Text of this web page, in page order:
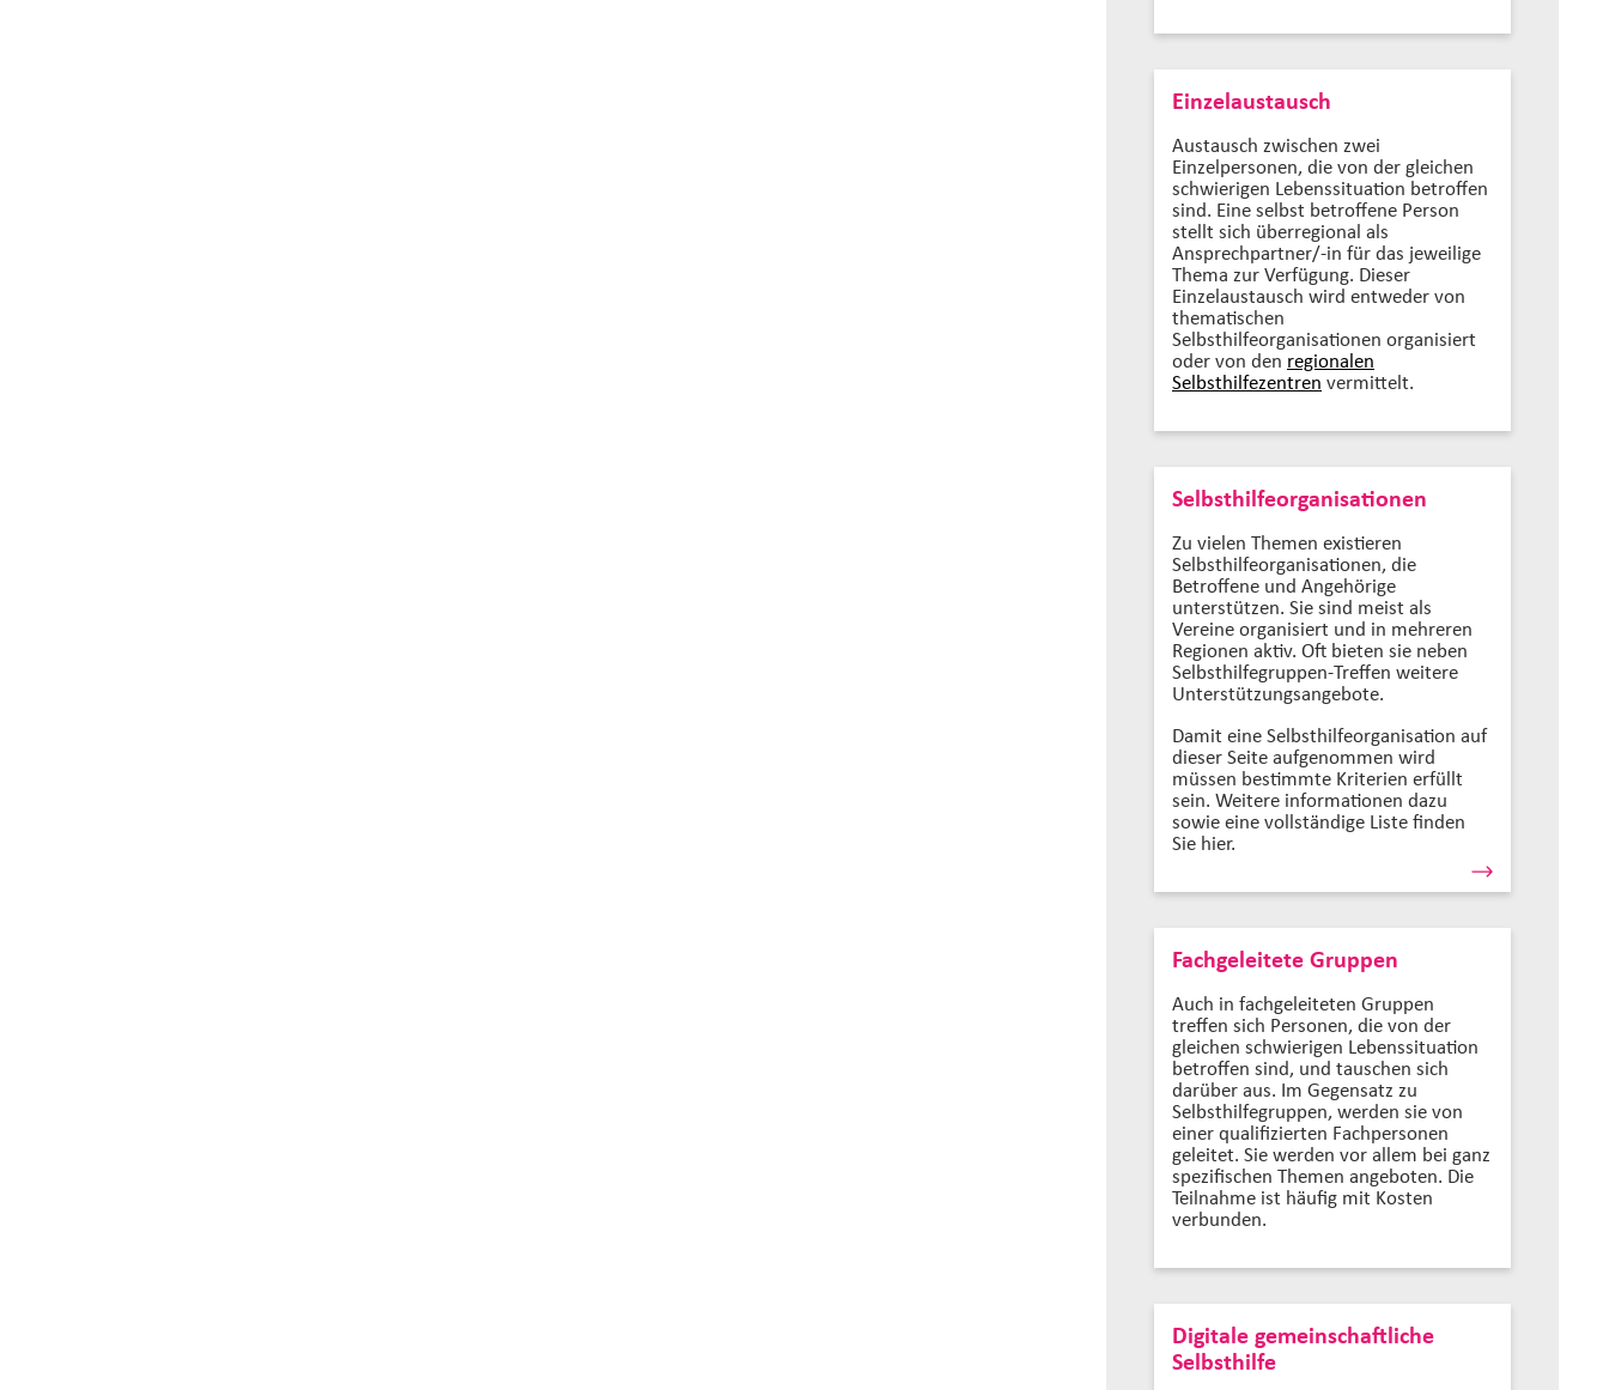
Einzelaustausch
Austausch zwischen zwei
Einzelpersonen, die von der gleichen
schwierigen Lebenssituation betroffen
sind. Eine selbst betroffene Person
stellt sich überregional als
Ansprechpartner/-in für das jeweilige
Thema zur Verfügung. Dieser
Einzelaustausch wird entweder von
thematischen
Selbsthilfeorganisationen organisiert
oder von den regionalen
Selbsthilfezentren vermittelt.
Selbsthilfeorganisationen
Zu vielen Themen existieren
Selbsthilfeorganisationen, die
Betroffene und Angehörige
unterstützen. Sie sind meist als
Vereine organisiert und in mehreren
Regionen aktiv. Oft bieten sie neben
Selbsthilfegruppen-Treffen weitere
Unterstützungsangebote.
Damit eine Selbsthilfeorganisation auf
dieser Seite aufgenommen wird
müssen bestimmte Kriterien erfüllt
sein. Weitere informationen dazu
sowie eine vollständige Liste finden
Sie hier.
Fachgeleitete Gruppen
Auch in fachgeleiteten Gruppen
treffen sich Personen, die von der
gleichen schwierigen Lebenssituation
betroffen sind, und tauschen sich
darüber aus. Im Gegensatz zu
Selbsthilfegruppen, werden sie von
einer qualifizierten Fachpersonen
geleitet. Sie werden vor allem bei ganz
spezifischen Themen angeboten. Die
Teilnahme ist häufig mit Kosten
verbunden.
Digitale gemeinschaftliche
Selbsthilfe